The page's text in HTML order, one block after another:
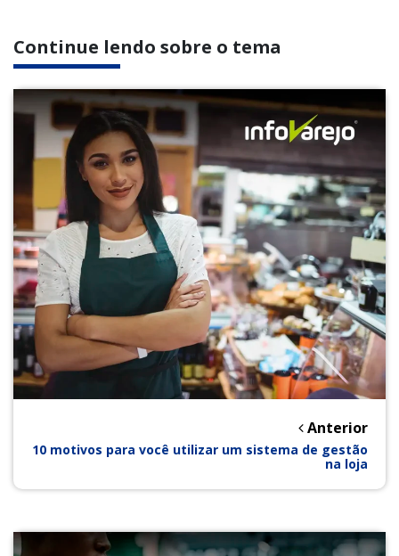
Continue lendo sobre o tema
Anterior
10 motivos para você utilizar um sistema de gestão
na loja